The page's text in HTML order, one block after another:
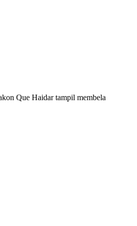
Que Haidar tampil membela